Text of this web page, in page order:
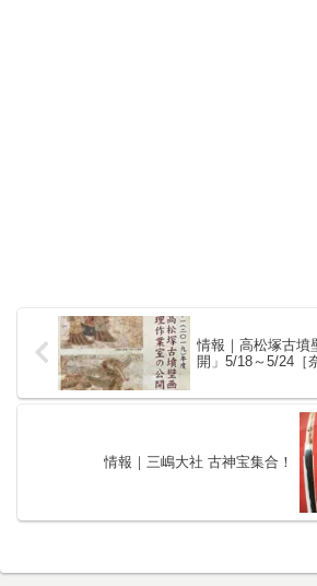
情報｜高松塚古墳
開」5/18～5/24［
情報｜三嶋大社 古神宝集合！